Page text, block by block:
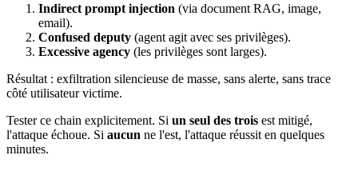
Indirect prompt injection (via document RAG, image,
email).
Confused deputy (agent agit avec ses privilèges).
Excessive agency (les privilèges sont larges).
Résultat : exfiltration silencieuse de masse, sans alerte, sans trace
côté utilisateur victime.
Tester ce chain explicitement. Si un seul des trois est mitigé,
l'attaque échoue. Si aucun ne l'est, l'attaque réussit en quelques
minutes.